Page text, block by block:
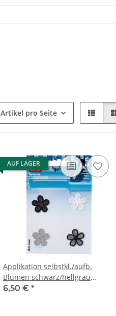
Artikel pro Seite
AUF LAGER
Applikation selbstkl./aufb.
Blumen schwarz/hellgrau
926535
6,50 € *